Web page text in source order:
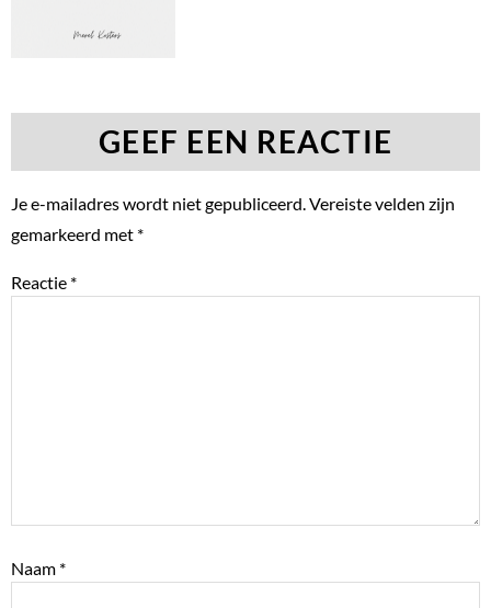
GEEF EEN REACTIE
Je e-mailadres wordt niet gepubliceerd.Vereiste velden zijn
gemarkeerd met *
Reactie *
Naam *